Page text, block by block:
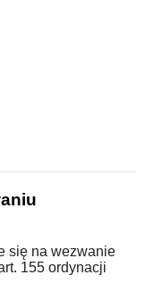
się na wezwanie
155 ordynacji